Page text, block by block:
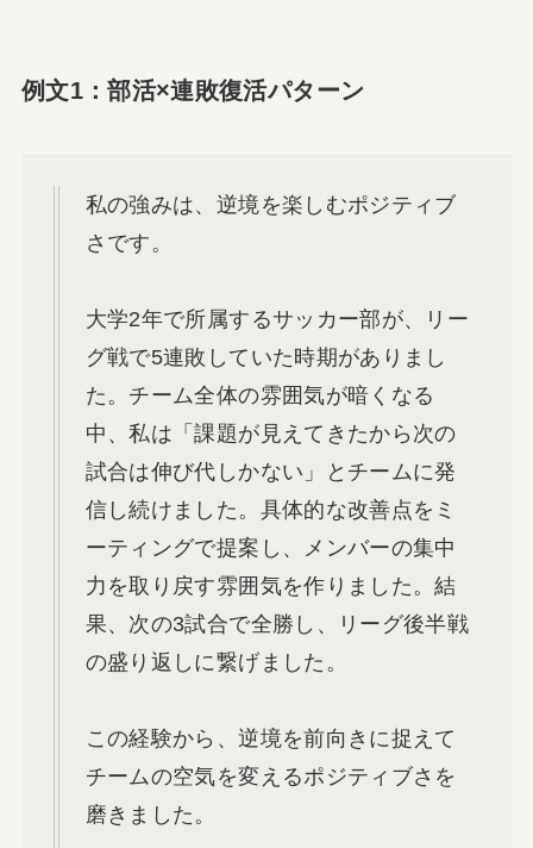
例文1：部活×連敗復活パターン
私の強みは、逆境を楽しむポジティブ
さです。
大学2年で所属するサッカー部が、リー
グ戦で5連敗していた時期がありまし
た。チーム全体の雰囲気が暗くなる
中、私は「課題が見えてきたから次の
試合は伸び代しかない」とチームに発
信し続けました。具体的な改善点をミ
ーティングで提案し、メンバーの集中
力を取り戻す雰囲気を作りました。結
果、次の3試合で全勝し、リーグ後半戦
の盛り返しに繋げました。
この経験から、逆境を前向きに捉えて
チームの空気を変えるポジティブさを
磨きました。